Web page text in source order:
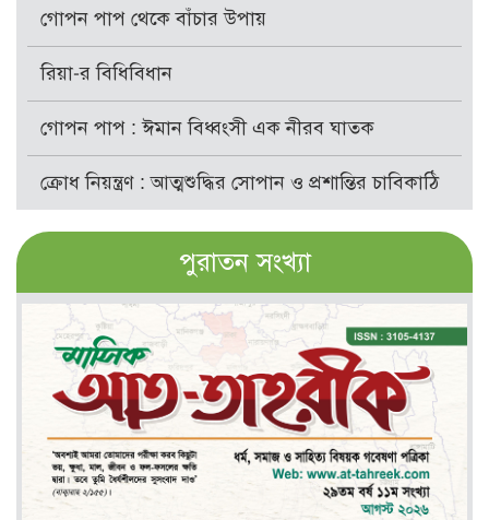
গোপন পাপ থেকে বাঁচার উপায়
রিয়া-র বিধিবিধান
গোপন পাপ : ঈমান বিধ্বংসী এক নীরব ঘাতক
ক্রোধ নিয়ন্ত্রণ : আত্মশুদ্ধির সোপান ও প্রশান্তির চাবিকাঠি
পুরাতন সংখ্যা